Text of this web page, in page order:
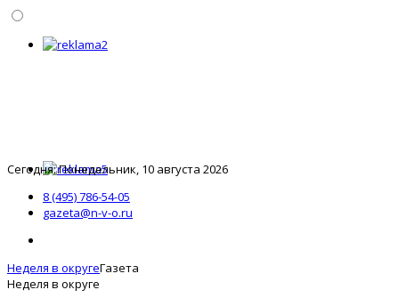
Сегодня: Понедельник, 10 августа 2026
8 (495) 786-54-05
gazeta@n-v-o.ru
Неделя в округеГазета
Неделя в округе